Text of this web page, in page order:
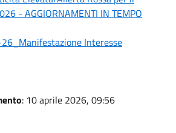
- AGGIORNAMENTI IN TEMPO
Interesse
: 10 aprile 2026, 09:56